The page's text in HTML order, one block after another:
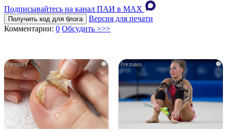
Подписывайтесь на канал ПАИ в MAХ
Получить код для блога
Версия для печати
Комментарии: 0 Обсудить >>>
i i